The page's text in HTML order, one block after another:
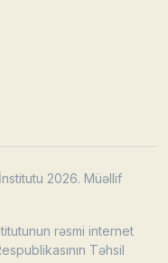
2026. Müəllif
rəsmi internet
Təhsil